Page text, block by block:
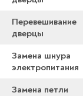
Перевешивание
дверцы
Замена шнура
электропитания
Замена петли